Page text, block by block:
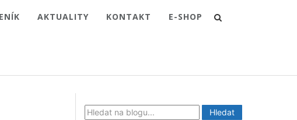
AKTUALITY KONTAKT E-SHOP